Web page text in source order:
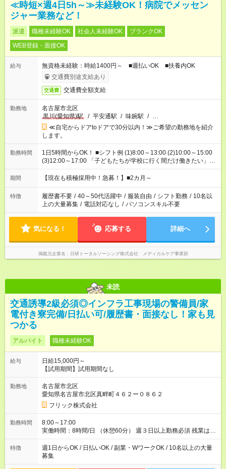
≪時短×週4日5h～≫未経験OK！病院でメッセン
ジャー業務など！
派遣 職種未経験OK 社会人未経験OK
ブランクOK
WEB登録・面接OK
給与
無資格未経験：時給1400円～ ■週払いOK ■扶養内OK
交通費別途支給あり
交通費 交通費全額支給
勤務地
名古屋市北区
黒川(愛知県)駅
/ 平安通駅 / 味鋺駅 / …
≪自宅からドアtoドアで30分以内！≫ご希望の勤務地を紹介
します。
勤務時間
1日5時間からOK！ ■シフト例 (1)8:00～13:00 (2)10:00～15:00
(3)12:00～17:00 「子どもたちが学校に行く間だけ働きたい」
「余裕を持って夕飯の準備がしたい」 「午前中は働いて、午後
はプライベートの時間にしたい」 など、ご希望を教えてくださ
間と、もう1つのお仕事の勤務時間。 合計で週40時間を超える
場合は応募できません。
期間 【現在も積極採用中！急募！】■2カ月～
特徴 履歴書不要 / 40～50代活躍中 / 服装自由 / シフト勤務 / 10名以
上の大量募集 / 電話対応なし / パソコンスキル不要
気になる！ 応募する 詳細へ
掲載元企業名 日研トータルソーシング株式会社 メディカルケア事業部
未読
交通誘導2級必須◎インフラ工事現場の警備員/家
電付き寮完備/日払い可/履歴書・面接なし！家も見
つかる
アルバイト 職種未経験OK
給与
日給15,000円～
【試用期間】試用期間なし
勤務地
名古屋市北区
愛知県名古屋市北区真畔町４６２ー０８６２
フリック株式会社
勤務時間
8:00～17:00
実働時間：8時間/日 （休憩60分） 週３日以上勤務必須 残業はあ
りません。 ※短期の募集は行っておりません。予めご了承くだ
さいませ。
特徴
週1日からOK / 日払いOK / 副業・WワークOK / 10名以上の大量
募集